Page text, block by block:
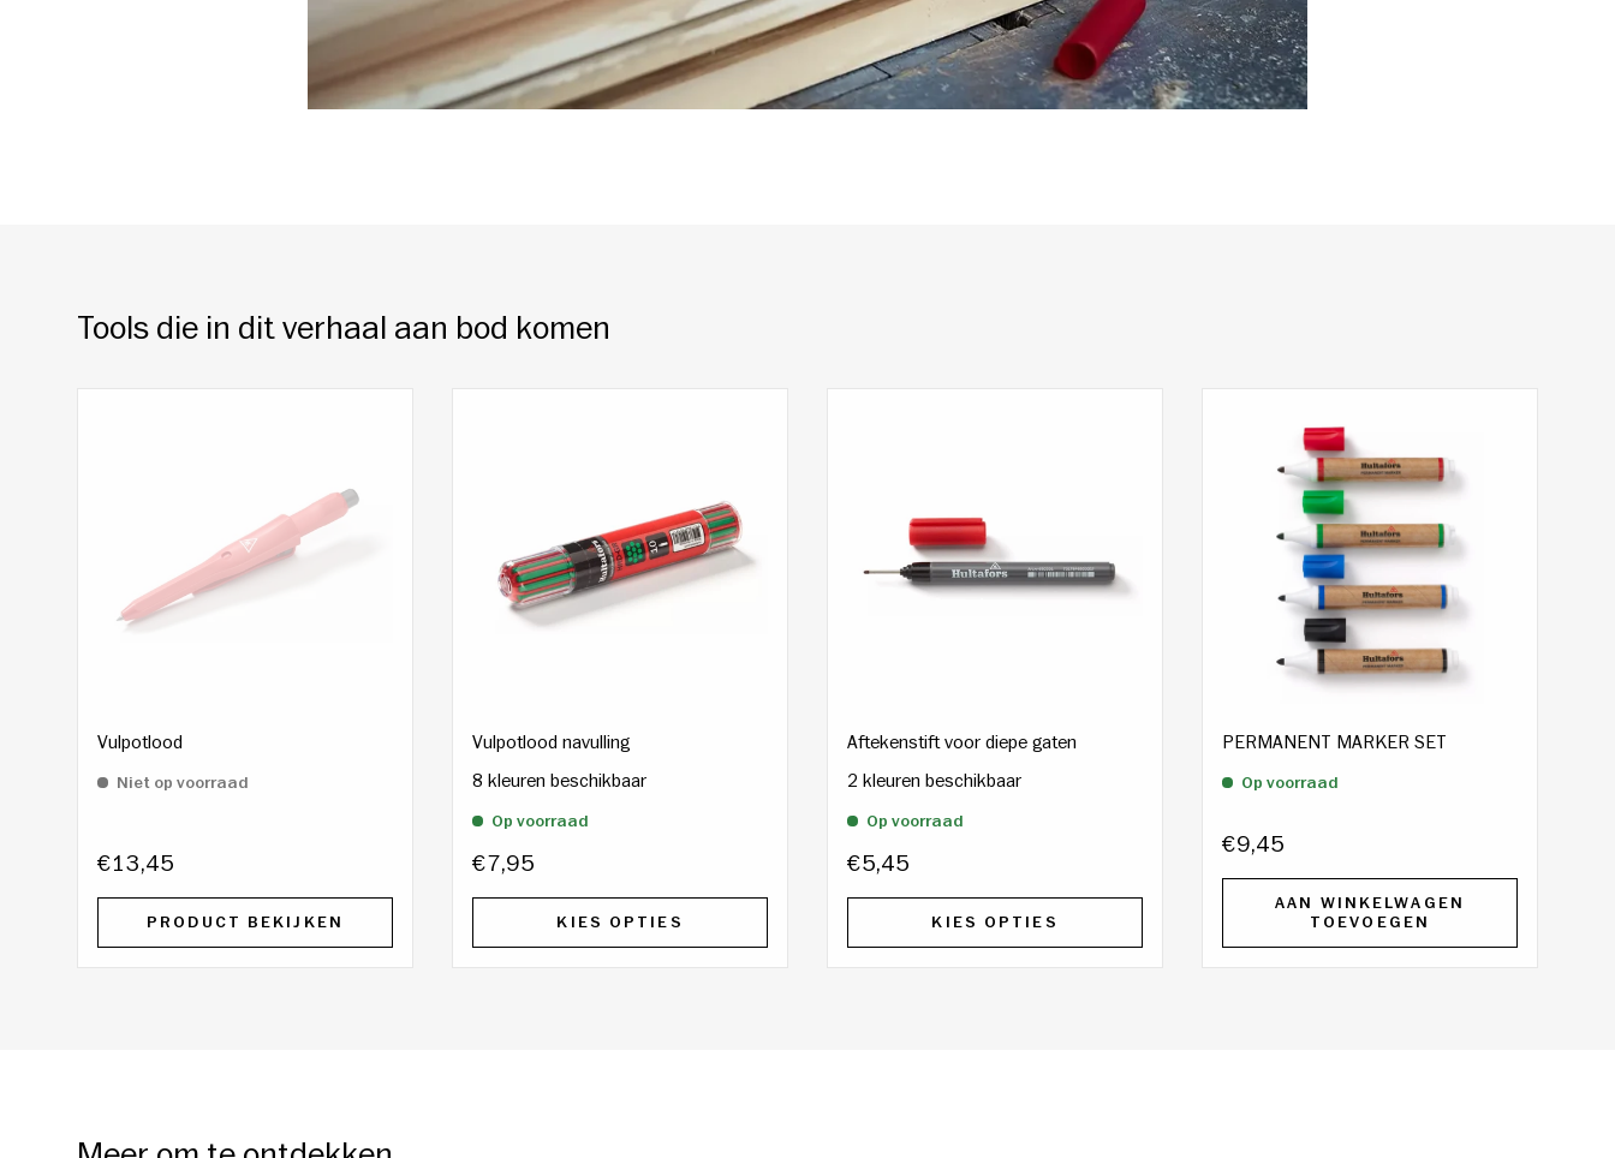
Tools die in dit verhaal aan bod komen
Vulpotlood
Niet op voorraad
€13,45
PRODUCT BEKIJKEN
Vulpotlood navulling
8 kleuren beschikbaar
Op voorraad
€7,95
KIES OPTIES
Aftekenstift voor diepe gaten
2 kleuren beschikbaar
Op voorraad
€5,45
KIES OPTIES
PERMANENT MARKER SET
Op voorraad
€9,45
AAN WINKELWAGEN
TOEVOEGEN